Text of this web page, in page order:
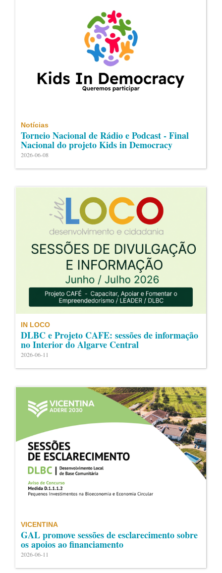
Notícias
Torneio Nacional de Rádio e Podcast - Final
Nacional do projeto Kids in Democracy
2026-06-08
IN LOCO
DLBC e Projeto CAFE: sessões de informação
no Interior do Algarve Central
2026-06-11
VICENTINA
GAL promove sessões de esclarecimento sobre
os apoios ao financiamento
2026-06-11